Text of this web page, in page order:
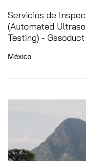
Servicios de
(Automated
Testing) - Gasoduct
México